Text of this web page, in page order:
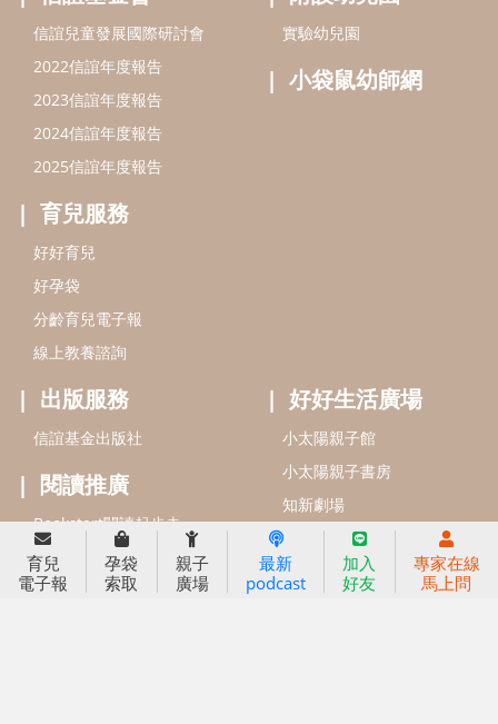
信誼基金會
信誼兒童發展國際研討會
2023信誼年度報告
2024信誼年度報告
2025信誼年度報告
育兒服務
好好育兒
好孕袋
小袋鼠幼師網
育兒
電子報
孕袋
索取
親子
廣場
最新
podcast
加入
好友
專家在線
馬上問